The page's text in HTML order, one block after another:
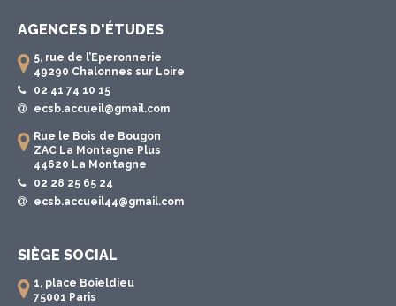
AGENCES D'ÉTUDES
5, rue de l’Eperonnerie
49290 Chalonnes sur Loire
02 41 74 10 15
ecsb.accueil@gmail.com
Rue le Bois de Bougon
ZAC La Montagne Plus
44620 La Montagne
02 28 25 65 24
ecsb.accueil44@gmail.com
SIÈGE SOCIAL
1, place Boïeldieu
75001 Paris